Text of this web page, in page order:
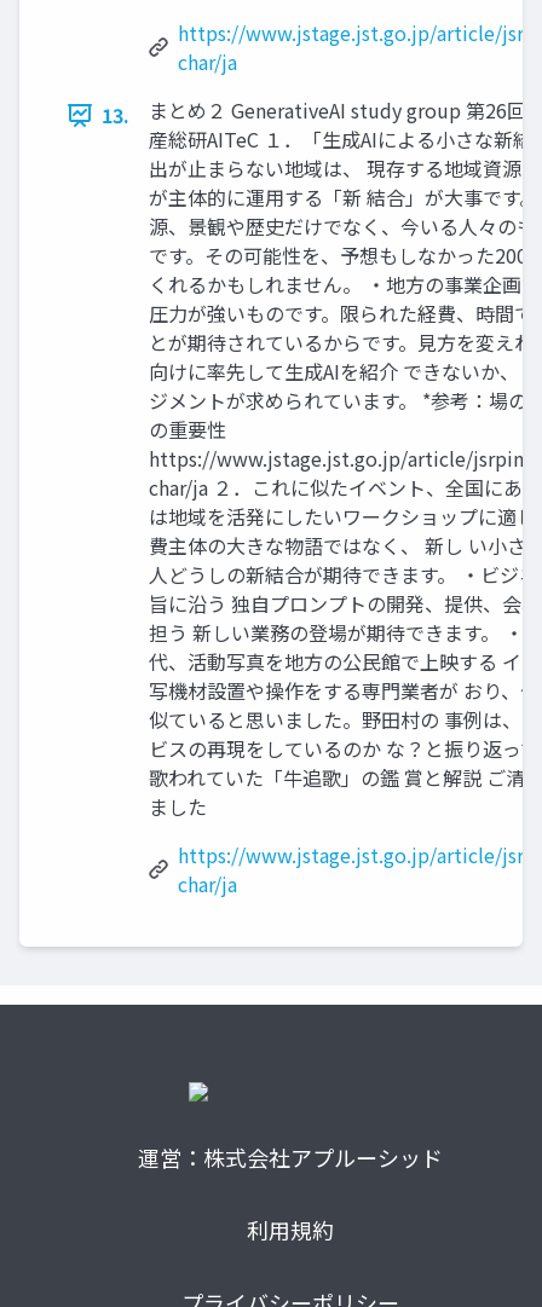
https://www.jstage.jst.go.jp/article/
char/ja
13.
まとめ２ GenerativeAI study group 第26回
産総研AITeC １．「生成AIによる小さな新
出が止まらない地域は、 現存する地域資源
が主体的に運用する「新 結合」が大事です
源、景観や歴史だけでなく、今いる人々の
です。その可能性を、予想もしなかった200
くれるかもしれません。 ・地方の事業企画
圧力が強いものです。限られた経費、時間
とが期待されているからです。見方を変え
向けに率先して生成AIを紹介 できないか、
ジメントが求められています。 *参考：場の
の重要性
https://www.jstage.jst.go.jp/article/
char/ja ２．これに似たイベント、全国にあ
は地域を活発にしたいワークショップに適
費主体の大きな物語ではなく、 新し い小さ
人どうしの新結合が期待できます。 ・ビジ
旨に沿う 独自プロンプトの開発、提供、会
担う 新しい業務の登場が期待できます。 ・
代、活動写真を地方の公民館で上映する イ
写機材設置や操作をする専門業者が おり、
似ていると思いました。野田村の 事例は、
ビスの再現をしているのか な？と振り返っ
歌われていた「牛追歌」の鑑 賞と解説 ご清
ました
https://www.jstage.jst.go.jp/article/
char/ja
運営：株式会社アプルーシッド
利用規約